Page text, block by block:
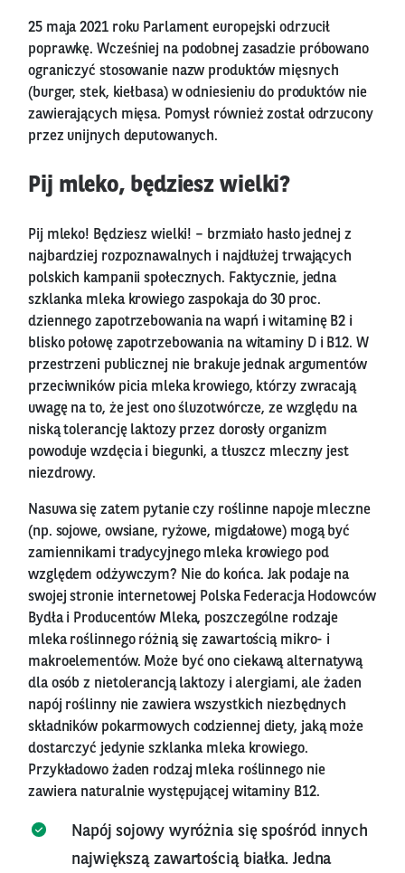
25 maja 2021 roku Parlament europejski odrzucił
poprawkę. Wcześniej na podobnej zasadzie próbowano
ograniczyć stosowanie nazw produktów mięsnych
(burger, stek, kiełbasa) w odniesieniu do produktów nie
zawierających mięsa. Pomysł również został odrzucony
przez unijnych deputowanych.
Pij mleko, będziesz wielki?
Pij mleko! Będziesz wielki! – brzmiało hasło jednej z
najbardziej rozpoznawalnych i najdłużej trwających
polskich kampanii społecznych. Faktycznie, jedna
szklanka mleka krowiego zaspokaja do 30 proc.
dziennego zapotrzebowania na wapń i witaminę B2 i
blisko połowę zapotrzebowania na witaminy D i B12. W
przestrzeni publicznej nie brakuje jednak argumentów
przeciwników picia mleka krowiego, którzy zwracają
uwagę na to, że jest ono śluzotwórcze, ze względu na
niską tolerancję laktozy przez dorosły organizm
powoduje wzdęcia i biegunki, a tłuszcz mleczny jest
niezdrowy.
Nasuwa się zatem pytanie czy roślinne napoje mleczne
(np. sojowe, owsiane, ryżowe, migdałowe) mogą być
zamiennikami tradycyjnego mleka krowiego pod
względem odżywczym? Nie do końca. Jak podaje na
swojej stronie internetowej Polska Federacja Hodowców
Bydła i Producentów Mleka, poszczególne rodzaje
mleka roślinnego różnią się zawartością mikro- i
makroelementów. Może być ono ciekawą alternatywą
dla osób z nietolerancją laktozy i alergiami, ale żaden
napój roślinny nie zawiera wszystkich niezbędnych
składników pokarmowych codziennej diety, jaką może
dostarczyć jedynie szklanka mleka krowiego.
Przykładowo żaden rodzaj mleka roślinnego nie
zawiera naturalnie występującej witaminy B12.
Napój sojowy wyróżnia się spośród innych
największą zawartością białka. Jedna